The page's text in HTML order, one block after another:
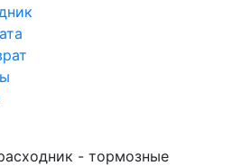
- тормозные